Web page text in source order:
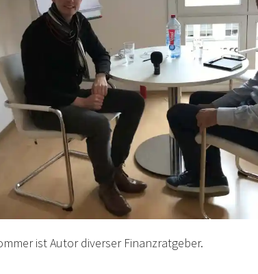
ist Autor diverser Finanzratgeber.